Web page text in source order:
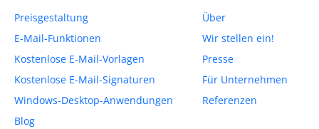
Preisgestaltung
E-Mail-Funktionen
Kostenlose E-Mail-Vorlagen
Kostenlose E-Mail-Signaturen
Windows-Desktop-Anwendungen
Blog
Über
Wir stellen ein!
Presse
Für Unternehmen
Referenzen